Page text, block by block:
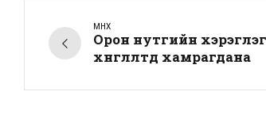
ӨМНӨХ
Орон нутгийн
хөнгөлөлтөд хамрагдана